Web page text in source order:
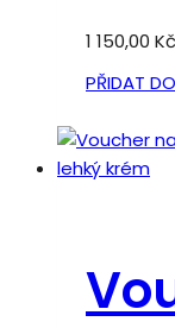
1 150,00 Kč
PŘIDAT